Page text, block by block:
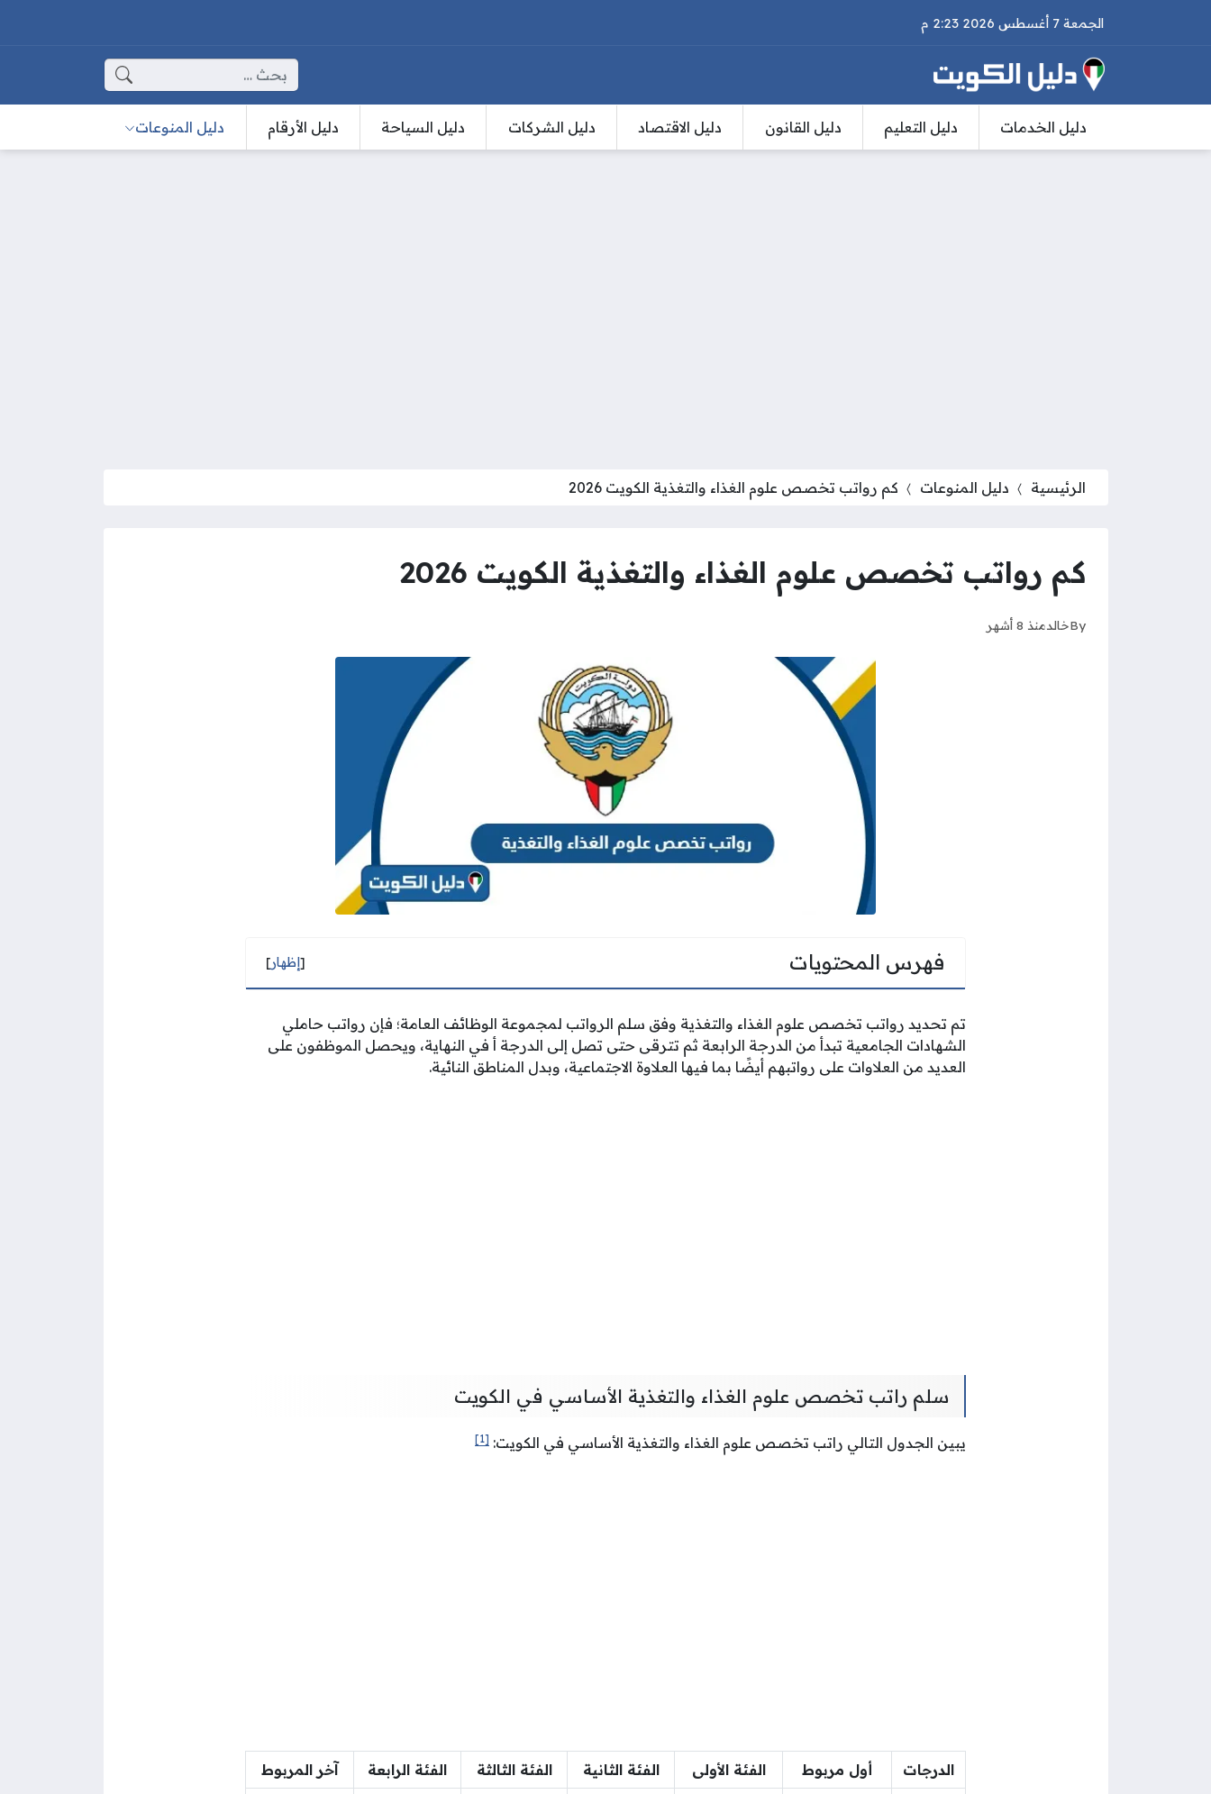
الجمعة 7 أغسطس 2026 2:23 م
البحث عن:
دليل الخدمات دليل التعليم دليل القانون دليل الاقتصاد دليل الشركات دليل السياحة دليل الأرقام دليل المنوعات
الرئيسية دليل المنوعات كم رواتب تخصص علوم الغذاء والتغذية الكويت 2026
كم رواتب تخصص علوم الغذاء والتغذية الكويت 2026
Byخالدمنذ 8 أشهر
فهرس المحتويات [إظهار]
تم تحديد رواتب تخصص علوم الغذاء والتغذية وفق سلم الرواتب لمجموعة الوظائف العامة؛ فإن رواتب حاملي
الشهادات الجامعية تبدأ من الدرجة الرابعة ثم تترقى حتى تصل إلى الدرجة أ في النهاية، ويحصل الموظفون على
العديد من العلاوات على رواتبهم أيضًا بما فيها العلاوة الاجتماعية، وبدل المناطق النائية.
سلم راتب تخصص علوم الغذاء والتغذية الأساسي في الكويت
يبين الجدول التالي راتب تخصص علوم الغذاء والتغذية الأساسي في الكويت: [1]
الدرجات أول مربوط الفئة الأولى الفئة الثانية الفئة الثالثة الفئة الرابعة آخر المربوط